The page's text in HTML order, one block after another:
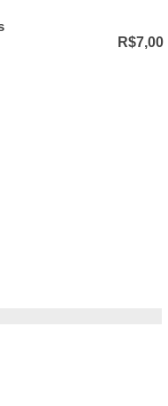
R$7,00